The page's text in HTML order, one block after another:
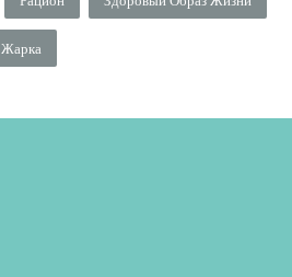
Жарка